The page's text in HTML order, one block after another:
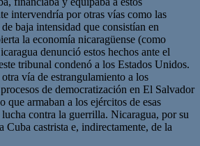
intervendría por otras vías como las
baja intensidad que consistían en
la economía nicaragüense (como
denunció estos hechos ante el
tribunal condenó a los Estados Unidos.
vía de estrangulamiento a los
de democratización en El Salvador
que armaban a los ejércitos de esas
contra la guerrilla. Nicaragua, por su
Cuba castrista e, indirectamente, de la